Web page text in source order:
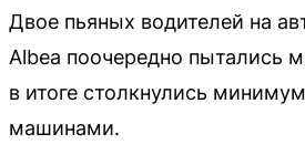
Двое пьяных водителей на
Albea поочередно пытались
в итоге столкнулись
машинами.